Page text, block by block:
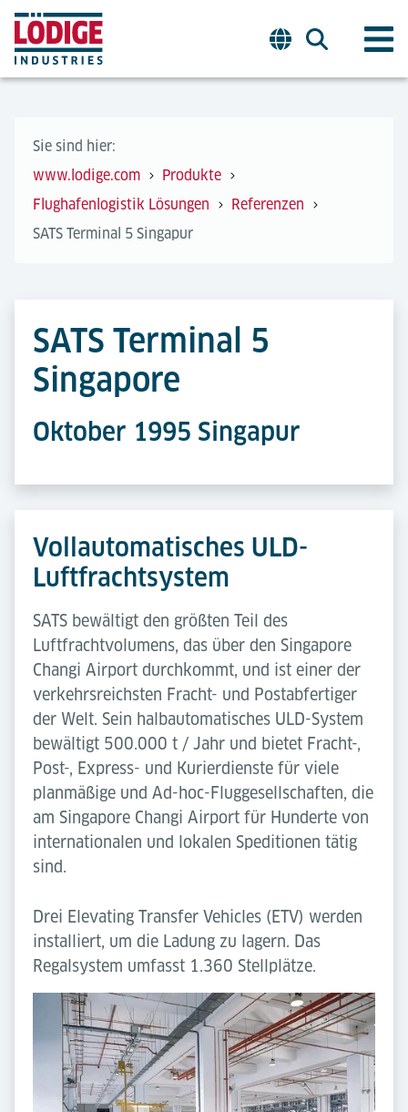
Sie sind hier:
www.lodige.com
Produkte
Flughafenlogistik Lösungen
Referenzen
SATS Terminal 5 Singapur
SATS Terminal 5
Singapore
Oktober 1995 Singapur
Vollautomatisches ULD-
Luftfrachtsystem
SATS bewältigt den größten Teil des
Luftfrachtvolumens, das über den Singapore
Changi Airport durchkommt, und ist einer der
verkehrsreichsten Fracht- und Postabfertiger
der Welt. Sein halbautomatisches ULD-System
bewältigt 500.000 t / Jahr und bietet Fracht-,
Post-, Express- und Kurierdienste für viele
planmäßige und Ad-hoc-Fluggesellschaften, die
am Singapore Changi Airport für Hunderte von
internationalen und lokalen Speditionen tätig
sind.
Drei Elevating Transfer Vehicles (ETV) werden
installiert, um die Ladung zu lagern. Das
Regalsystem umfasst 1.360 Stellplätze.